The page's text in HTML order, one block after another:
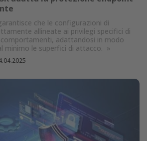
che le configurazioni di
allineate ai privilegi specifici di
adattandosi in modo
minimo le superfici di attacco. »